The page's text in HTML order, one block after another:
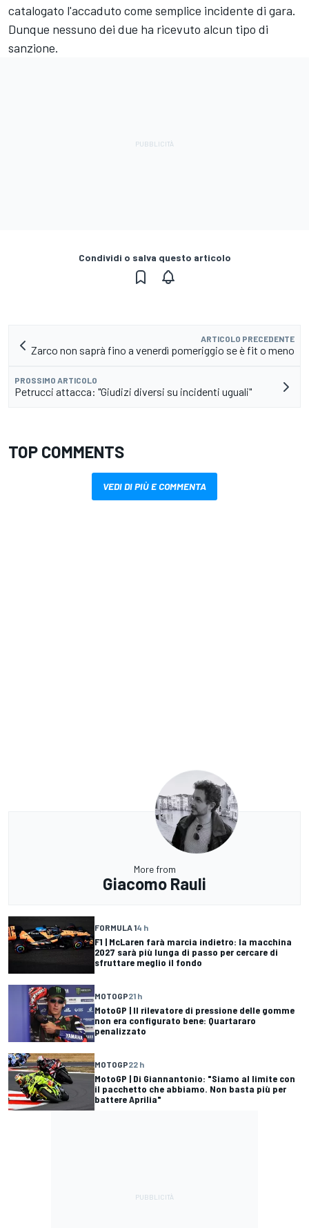
catalogato l'accaduto come semplice incidente di gara.
Dunque nessuno dei due ha ricevuto alcun tipo di
sanzione.
Condividi o salva questo articolo
ARTICOLO PRECEDENTE
Zarco non saprà fino a venerdì pomeriggio se è fit o meno
PROSSIMO ARTICOLO
Petrucci attacca: "Giudizi diversi su incidenti uguali"
TOP COMMENTS
VEDI DI PIÙ E COMMENTA
More from
Giacomo Rauli
FORMULA 14 h
F1 | McLaren farà marcia indietro: la macchina
2027 sarà più lunga di passo per cercare di
sfruttare meglio il fondo
MOTOGP21 h
MotoGP | Il rilevatore di pressione delle gomme
non era configurato bene: Quartararo
penalizzato
MOTOGP22 h
MotoGP | Di Giannantonio: "Siamo al limite con
il pacchetto che abbiamo. Non basta più per
battere Aprilia"